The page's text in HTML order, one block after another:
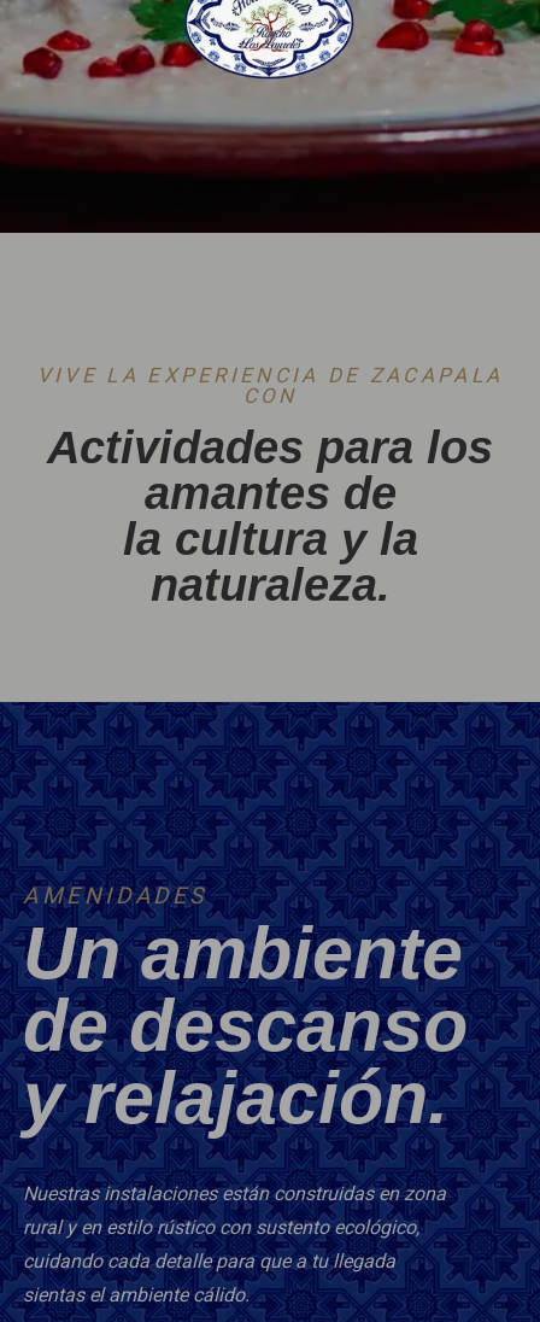
VIVE LA EXPERIENCIA DE ZACAPALA
CON
Actividades para los
amantes de
la cultura y la
naturaleza.
AMENIDADES
Un ambiente
de descanso
y relajación.
Nuestras instalaciones están construidas en zona
rural y en estilo rústico con sustento ecológico,
cuidando cada detalle para que a tu llegada
sientas el ambiente cálido.